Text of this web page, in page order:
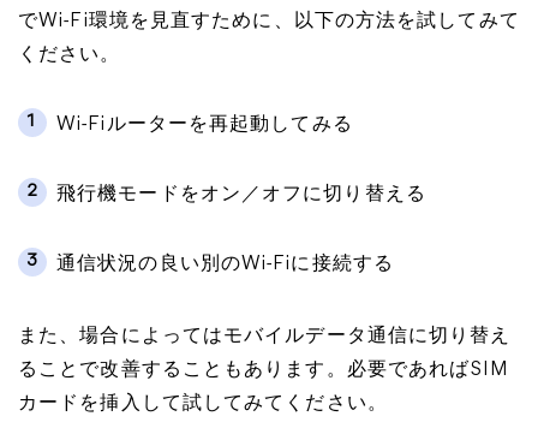
でWi-Fi環境を見直すために、以下の方法を試してみて
ください。
1 Wi-Fiルーターを再起動してみる
2 飛行機モードをオン／オフに切り替える
3 通信状況の良い別のWi-Fiに接続する
また、場合によってはモバイルデータ通信に切り替え
ることで改善することもあります。必要であればSIM
カードを挿入して試してみてください。